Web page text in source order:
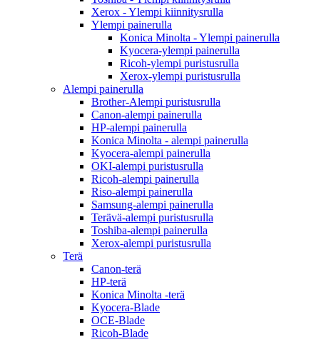
Xerox - Ylempi kiinnitysrulla
Ylempi painerulla
Konica Minolta - Ylempi painerulla
Kyocera-ylempi painerulla
Ricoh-ylempi puristusrulla
Xerox-ylempi puristusrulla
Alempi painerulla
Brother-Alempi puristusrulla
Canon-alempi painerulla
HP-alempi painerulla
Konica Minolta - alempi painerulla
Kyocera-alempi painerulla
OKI-alempi puristusrulla
Ricoh-alempi painerulla
Riso-alempi painerulla
Samsung-alempi painerulla
Terävä-alempi puristusrulla
Toshiba-alempi painerulla
Xerox-alempi puristusrulla
Terä
Canon-terä
HP-terä
Konica Minolta -terä
Kyocera-Blade
OCE-Blade
Ricoh-Blade